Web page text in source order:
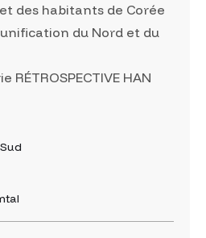
des habitants de Corée
du Nord et du
RÉTROSPECTIVE HAN